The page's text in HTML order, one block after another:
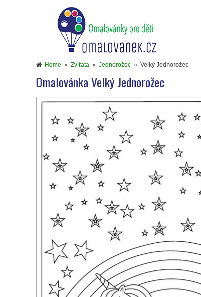
Home » Zvířata » Jednorožec » Velký Jednorožec
Omalovánka Velký Jednorožec